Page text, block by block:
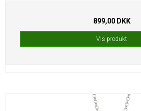
899,00 DKK
Vis produkt